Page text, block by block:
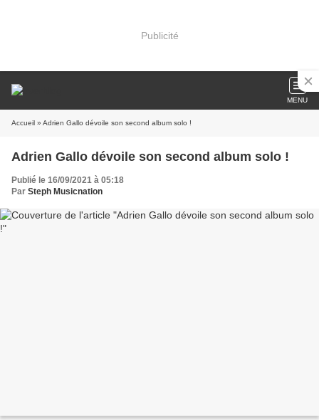
Publicité
MENU
Accueil » Adrien Gallo dévoile son second album solo !
Adrien Gallo dévoile son second album solo !
Publié le 16/09/2021 à 05:18
Par Steph Musicnation